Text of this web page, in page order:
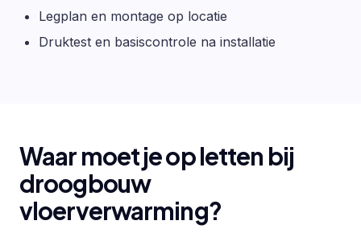
Legplan en montage op locatie
Druktest en basiscontrole na installatie
Waar moet je op letten bij
droogbouw
vloerverwarming?